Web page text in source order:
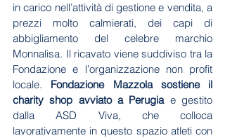
in carico nell’attività di gestione e vendita, a
prezzi molto calmierati, dei capi di
abbigliamento del celebre marchio
Monnalisa. Il ricavato viene suddiviso tra la
Fondazione e l’organizzazione non profit
locale. Fondazione Mazzola sostiene il
charity shop avviato a Perugia e gestito
dalla ASD Viva, che colloca
lavorativamente in questo spazio atleti con